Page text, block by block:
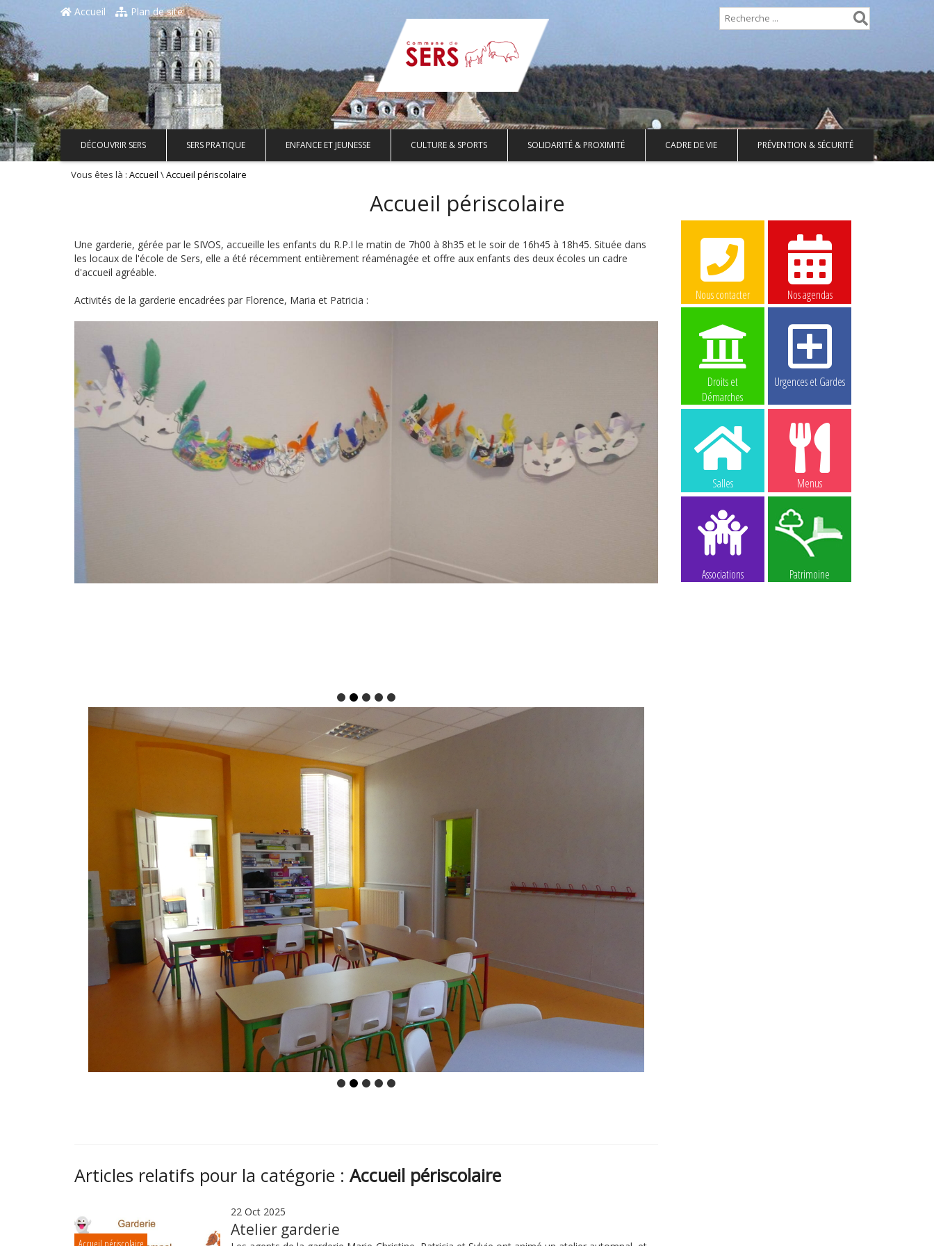
Accueil Plan de site
DÉCOUVRIR SERS SERS PRATIQUE ENFANCE ET JEUNESSE CULTURE & SPORTS SOLIDARITÉ & PROXIMITÉ CADRE DE VIE PRÉVENTION & SÉCURITÉ
Vous êtes là : Accueil \Accueil périscolaire
Accueil périscolaire
Une garderie, gérée par le SIVOS, accueille les enfants du R.P.I le matin de 7h00 à 8h35 et le soir de 16h45 à 18h45. Située dans
les locaux de l'école de Sers, elle a été récemment entièrement réaménagée et offre aux enfants des deux écoles un cadre
d'accueil agréable.
Activités de la garderie encadrées par Florence, Maria et Patricia :
Articles relatifs pour la catégorie : Accueil périscolaire
22 Oct 2025
Atelier garderie
Nous contacter Nos agendas
Droits et
Démarches
Urgences et Gardes
Salles Menus
Associations Patrimoine